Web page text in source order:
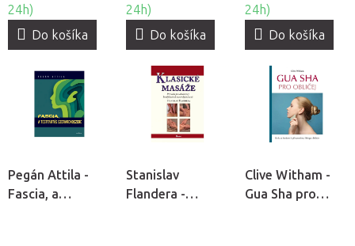
24h)
Do košíka
24h)
Do košíka
24h)
Do košíka
Pegán Attila -
Fascia, a
Stanislav
Flandera -
Clive Witham -
Gua Sha pro